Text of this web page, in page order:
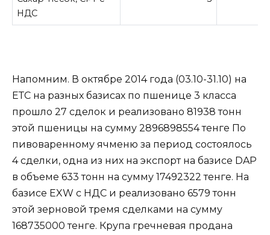
НДС
Напомним. В октябре 2014 года (03.10-31.10) на
ЕТС на разных базисах по пшенице 3 класса
прошло 27 сделок и реализовано 81938 тонн
этой пшеницы на сумму 2896898554 тенге По
пивоваренному ячменю за период состоялось
4 сделки, одна из них на экспорт на базисе DAP
в объеме 633 тонн на сумму 17492322 тенге. На
базисе EXW с НДС и реализовано 6579 тонн
этой зерновой тремя сделками на сумму
168735000 тенге. Крупа гречневая продана